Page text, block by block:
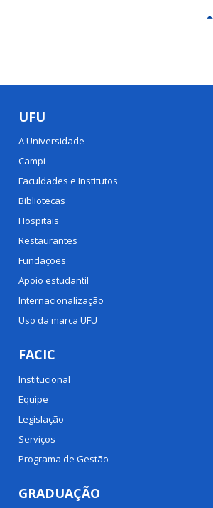
UFU
A Universidade
Campi
Faculdades e Institutos
Bibliotecas
Hospitais
Restaurantes
Fundações
Apoio estudantil
Internacionalização
Uso da marca UFU
FACIC
Institucional
Equipe
Legislação
Serviços
Programa de Gestão
GRADUAÇÃO